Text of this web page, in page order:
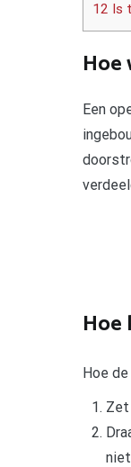
12 Is
Hoe
Een
Hoe
Hoe
Zet